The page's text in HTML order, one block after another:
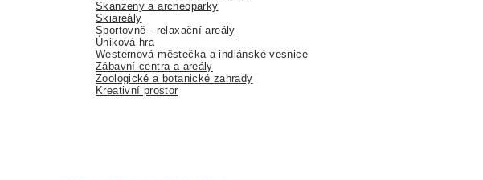
Skanzeny a archeoparky
Skiareály
Sportovně - relaxační areály
Úniková hra
Westernová městečka a indiánské vesnice
Zábavní centra a areály
Zoologické a botanické zahrady
Kreativní prostor